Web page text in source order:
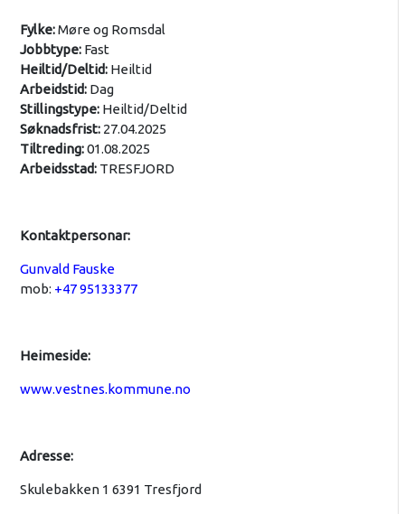
Fylke:Møre og Romsdal
Jobbtype: Fast
Heiltid/Deltid: Heiltid
Arbeidstid: Dag
Stillingstype: Heiltid/Deltid
Søknadsfrist: 27.04.2025
Tiltreding:01.08.2025
Arbeidsstad: TRESFJORD
Kontaktpersonar:
Gunvald Fauske
mob: +47 95133377
Heimeside:
www.vestnes.kommune.no
Adresse:
Skulebakken 1 6391 Tresfjord